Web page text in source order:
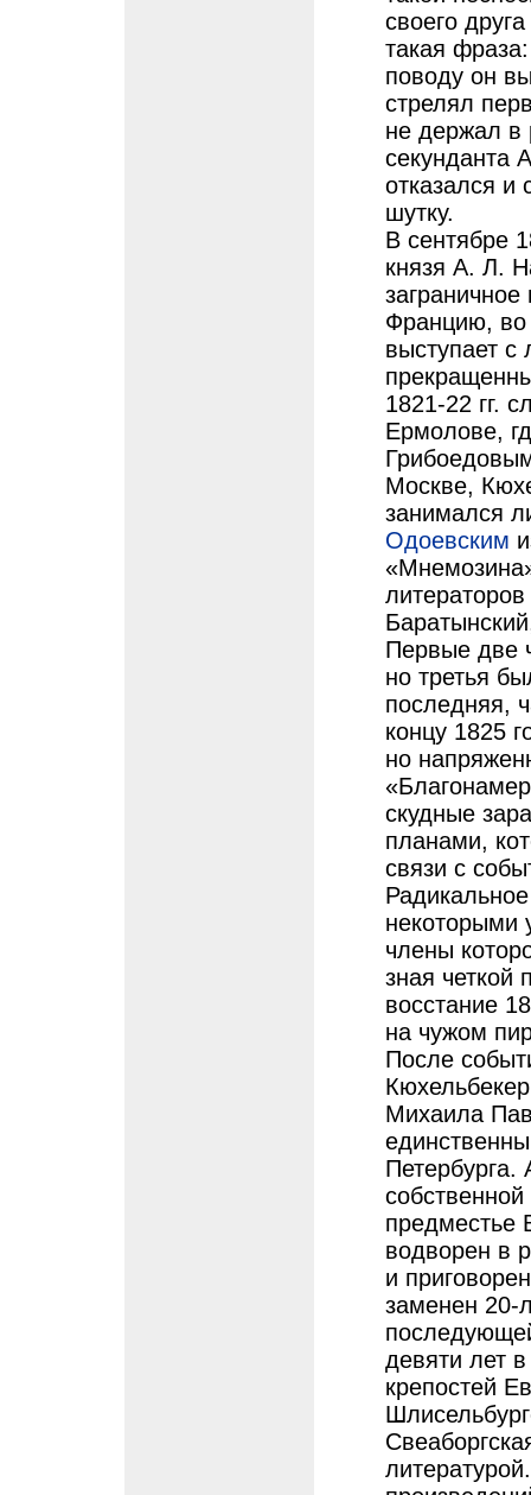
своего друга
такая
поводу он
стрелял
не держал в
секунданта
отказался и
шутку.
В сентябре
князя А. Л.
Францию, во
выступает с
1821-22 гг.
Ермолове,
Москве,
занимался
Одоевским
Первые две
но третья
последняя,
концу 1825
но
скудные
планами,
связи с
некоторыми
члены
зная четкой
восстание
на чужом
После
Михаила
Петербурга.
предместье
водворен в
и
заменен 20-
девяти лет
крепостей